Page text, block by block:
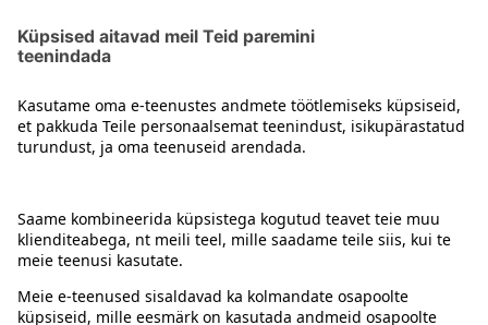
Einesalatid
Juhised